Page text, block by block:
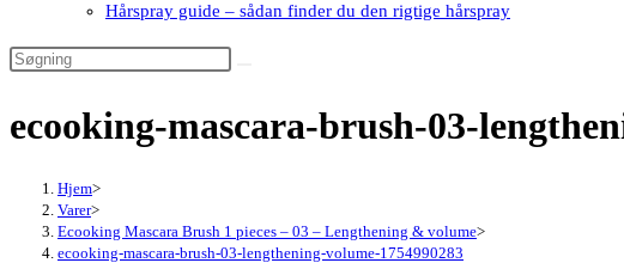
Hårspray guide – sådan finder du den rigtige hårspray
ecooking-mascara-brush-03-
Hjem>
Varer>
Ecooking Mascara Brush 1 pieces – 03 – Lengthening & volume>
ecooking-mascara-brush-03-lengthening-volume-1754990283